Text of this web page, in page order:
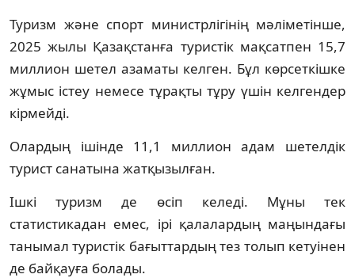
Туризм және спорт министрлігінің мәліметінше,
2025 жылы Қазақстанға туристік мақсатпен 15,7
миллион шетел азаматы келген. Бұл көрсеткішке
жұмыс істеу немесе тұрақты тұру үшін келгендер
кірмейді.
Олардың ішінде 11,1 миллион адам шетелдік
турист санатына жатқызылған.
Ішкі туризм де өсіп келеді. Мұны тек
статистикадан емес, ірі қалалардың маңындағы
танымал туристік бағыттардың тез толып кетуінен
де байқауға болады.